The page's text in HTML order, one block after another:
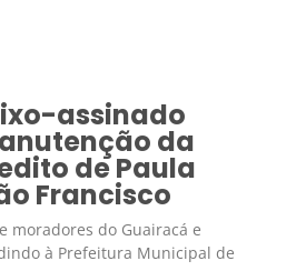
assinado
da
de Paula
Francisco
moradores do Guairacá e
à Prefeitura Municipal de